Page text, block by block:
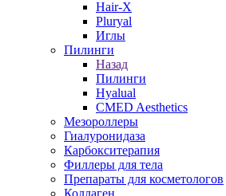
Hair-X
Pluryal
Иглы
Пилинги
Назад
Пилинги
Hyalual
CMED Aesthetics
Мезороллеры
Гиалуронидаза
Карбокситерапия
Филлеры для тела
Препараты для косметологов
Коллаген